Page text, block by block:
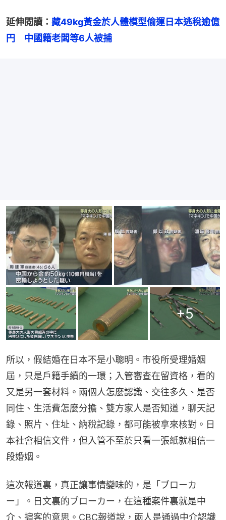
延伸閱讀： 藏49kg黃金於人體模型偷運日本逃稅逾億
円　中國籍老闆等6人被捕
+5
所以，假結婚在日本不是小聰明。市役所受理婚姻
屆，只是戶籍手續的一環；入管審查在留資格，看的
又是另一套材料。兩個人怎麼認識、交往多久、是否
同住、生活費怎麼分擔、雙方家人是否知道，聊天記
錄、照片、住址、納稅記錄，都可能被拿來核對。日
本社會相信文件，但入管不至於只看一張紙就相信一
段婚姻。
這次報道裏，真正讓事情變味的，是「ブローカ
ー」。日文裏的ブローカー，在這種案件裏就是中
介、掮客的意思。CBC報道說，兩人是通過中介認識